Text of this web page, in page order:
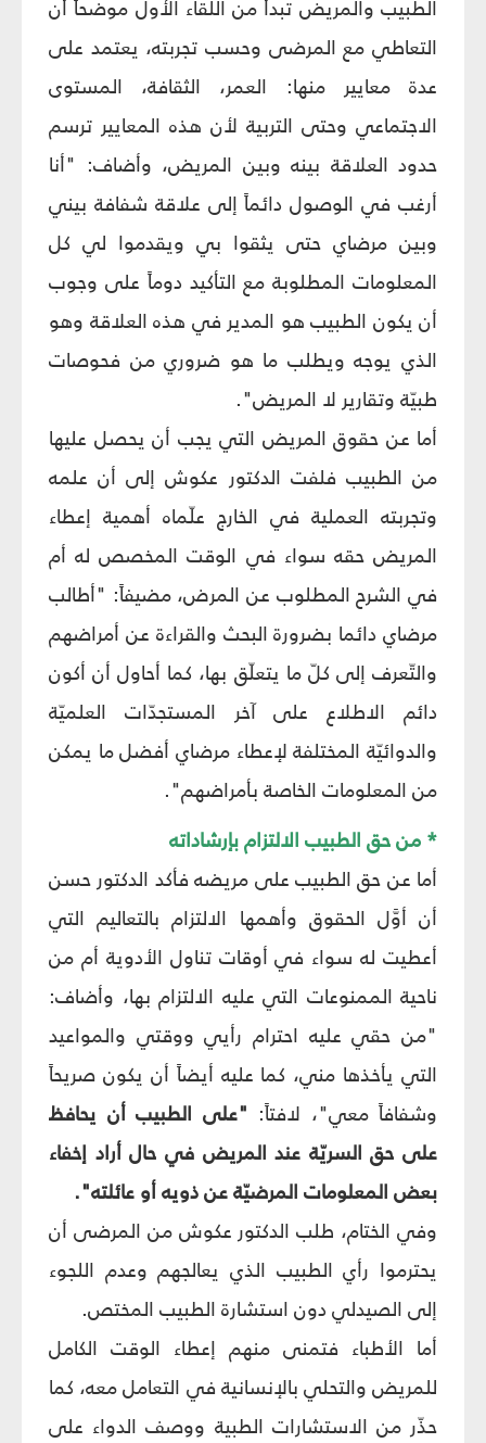
الطبيب والمريض تبدأ من اللقاء الأول موضحاً أن
التعاطي مع المرضى وحسب تجربته، يعتمد على
عدة معايير منها: العمر، الثقافة، المستوى
الاجتماعي وحتى التربية لأن هذه المعايير ترسم
حدود العلاقة بينه وبين المريض، وأضاف: "أنا
أرغب في الوصول دائماً إلى علاقة شفافة بيني
وبين مرضاي حتى يثقوا بي ويقدموا لي كل
المعلومات المطلوبة مع التأكيد دوماً على وجوب
أن يكون الطبيب هو المدير في هذه العلاقة وهو
الذي يوجه ويطلب ما هو ضروري من فحوصات
طبيّة وتقارير لا المريض".
أما عن حقوق المريض التي يجب أن يحصل عليها
من الطبيب فلفت الدكتور عكوش إلى أن علمه
وتجربته العملية في الخارج علّماه أهمية إعطاء
المريض حقه سواء في الوقت المخصص له أم
في الشرح المطلوب عن المرض، مضيفاً: "أطالب
مرضاي دائما بضرورة البحث والقراءة عن أمراضهم
والتّعرف إلى كلّ ما يتعلّق بها، كما أحاول أن أكون
دائم الاطلاع على آخر المستجدّات العلميّة
والدوائيّة المختلفة لإعطاء مرضاي أفضل ما يمكن
من المعلومات الخاصة بأمراضهم".
* من حق الطبيب الالتزام بإرشاداته
أما عن حق الطبيب على مريضه فأكد الدكتور حسن
أن أوَّل الحقوق وأهمها الالتزام بالتعاليم التي
أعطيت له سواء في أوقات تناول الأدوية أم من
ناحية الممنوعات التي عليه الالتزام بها، وأضاف:
"من حقي عليه احترام رأيي ووقتي والمواعيد
التي يأخذها مني، كما عليه أيضاً أن يكون صريحاً
وشفافاً معي"، لافتاً: "على الطبيب أن يحافظ
على حق السريّة عند المريض في حال أراد إخفاء
بعض المعلومات المرضيّة عن ذويه أو عائلته".
وفي الختام، طلب الدكتور عكوش من المرضى أن
يحترموا رأي الطبيب الذي يعالجهم وعدم اللجوء
إلى الصيدلي دون استشارة الطبيب المختص.
أما الأطباء فتمنى منهم إعطاء الوقت الكامل
للمريض والتحلي بالإنسانية في التعامل معه، كما
حذّر من الاستشارات الطبية ووصف الدواء على